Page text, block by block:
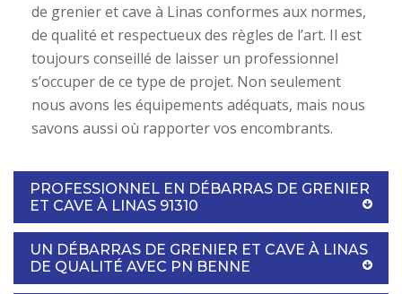
de grenier et cave à Linas conformes aux normes,
de qualité et respectueux des règles de l’art. Il est
toujours conseillé de laisser un professionnel
s’occuper de ce type de projet. Non seulement
nous avons les équipements adéquats, mais nous
savons aussi où rapporter vos encombrants.
PROFESSIONNEL EN DÉBARRAS DE GRENIER
ET CAVE À LINAS 91310
UN DÉBARRAS DE GRENIER ET CAVE À LINAS
DE QUALITÉ AVEC PN BENNE